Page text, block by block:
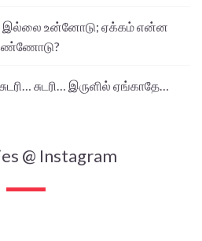
உன்னோடு; ஏக்கம் என்ன
சுடரி… சுடரி… இருளில் ஏங்காதே…
@ Instagram